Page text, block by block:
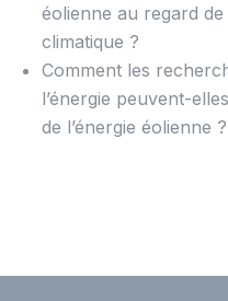
éolienne au regard
climatique ?
Comment les
l’énergie peuvent-
de l’énergie éolienne ?